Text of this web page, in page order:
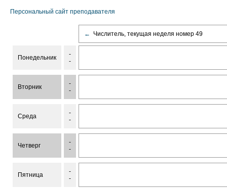
Персональный сайт преподавателя
← Числитель, текущая неделя номер 49
Понедельник
-
-
Вторник
-
-
Среда
-
-
Четверг
-
-
Пятница
-
-